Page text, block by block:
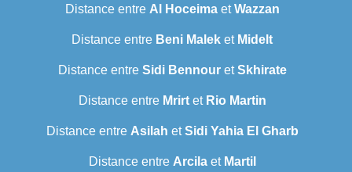
Distance entre Al HoceimaetWazzan
Distance entre Beni Malek et Midelt
Distance entre Sidi BennouretSkhirate
Distance entre Mrirtet Rio Martin
Distance entre Asilah etSidi Yahia El Gharb
Distance entre Arcilaet Martil